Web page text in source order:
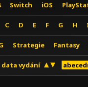
Switch iOS
C D E F G H
Strategie Fantasy
data vydání